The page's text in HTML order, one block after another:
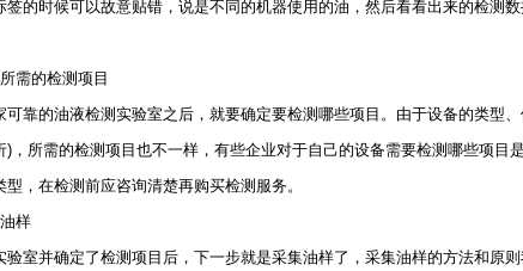
签的时候可以故意贴错，说是不同的机器使用的油，然后看看出来的检测
的检测项目
的油液检测实验室之后，就要确定要检测哪些项目。由于设备的类型、
)，所需的检测项目也不一样，有些企业对于自己的设备需要检测哪些项目
型，在检测前应咨询清楚再购买检测服务。
样
并确定了检测项目后，下一步就是采集油样了，采集油样的方法和原